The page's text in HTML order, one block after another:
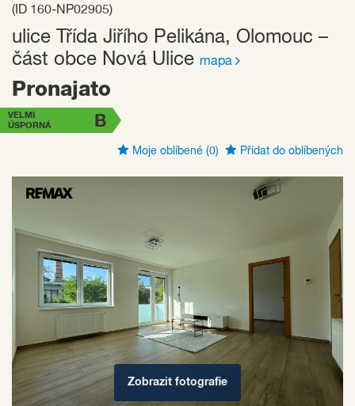
(ID 160-NP02905)
ulice Třída Jiřího Pelikána, Olomouc –
část obce Nová Ulice mapa
Pronajato
B
VELMI
ÚSPORNÁ
Moje oblíbené (0) Přidat do oblíbených
Zobrazit fotografie